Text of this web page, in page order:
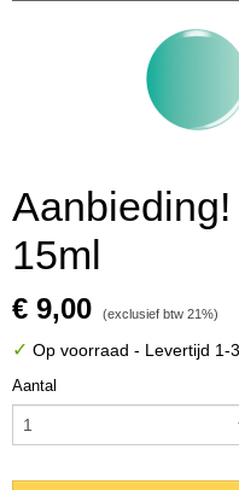
15ml
€ 9,00 (exclusief btw 21%)
✓ Op voorraad - Levertijd 1-3
Aantal